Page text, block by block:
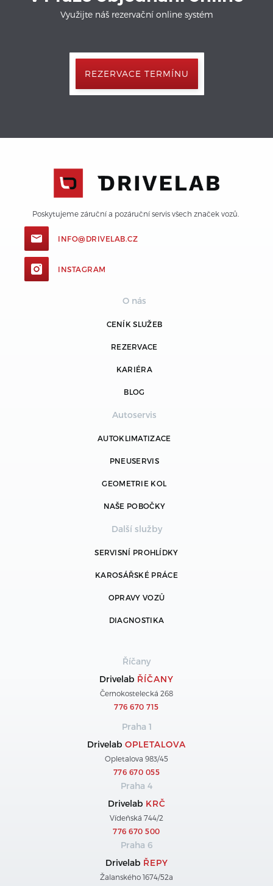
Využijte náš rezervační online systém
REZERVACE TERMÍNU
Poskytujeme záruční a pozáruční servis všech značek vozů.
INFO@DRIVELAB.CZ
INSTAGRAM
O nás
CENÍK SLUŽEB
REZERVACE
KARIÉRA
BLOG
Autoservis
AUTOKLIMATIZACE
PNEUSERVIS
GEOMETRIE KOL
NAŠE POBOČKY
Další služby
SERVISNÍ PROHLÍDKY
KAROSÁŘSKÉ PRÁCE
OPRAVY VOZŮ
DIAGNOSTIKA
Říčany
Drivelab ŘÍČANY
Černokostelecká 268
776 670 715
Praha 1
Drivelab OPLETALOVA
Opletalova 983/45
776 670 055
Praha 4
Drivelab KRČ
Vídeňská 744/2
776 670 500
Praha 6
Drivelab ŘEPY
Žalanského 1674/52a